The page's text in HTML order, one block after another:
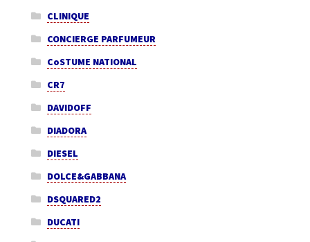
CLINIQUE
CONCIERGE PARFUMEUR
CoSTUME NATIONAL
CR7
DAVIDOFF
DIADORA
DIESEL
DOLCE&GABBANA
DSQUARED2
DUCATI